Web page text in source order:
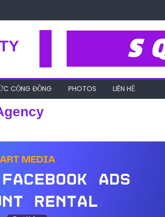
CỘNG ĐỒNG PHOTOS LIÊN HỆ